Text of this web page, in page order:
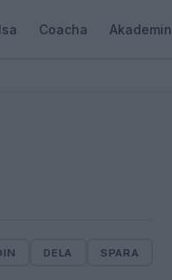
Coacha Akademin
DELA SPARA